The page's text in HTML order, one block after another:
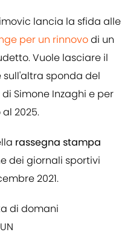
lancia la sfida alle
per un rinnovodi un
Vuole lasciare il
sponda del
Simone Inzaghi e per
2025.
rassegna stampa
dei giornali sportivi
2021.
di domani